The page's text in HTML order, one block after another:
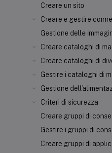
Creare un sito
Creare e gestire
Gestione delle
Creare cataloghi di
Creare cataloghi di
Gestire i cataloghi di
Gestione
Criteri di sicurezza
Creare gruppi di
Gestire i gruppi di
Creare gruppi di